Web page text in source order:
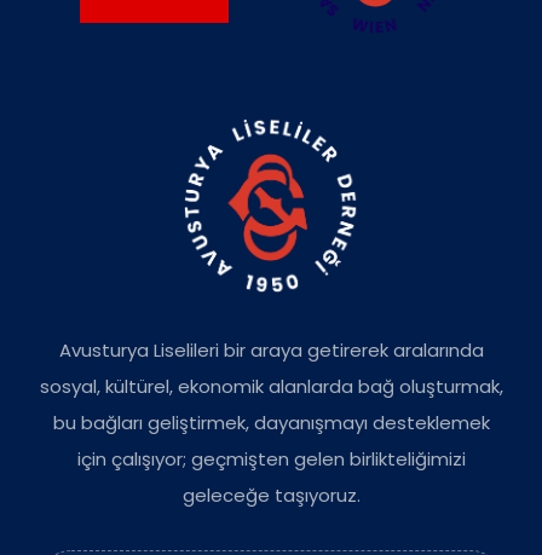
Avusturya Liselileri bir araya getirerek aralarında
sosyal, kültürel, ekonomik alanlarda bağ oluşturmak,
bu bağları geliştirmek, dayanışmayı desteklemek
için çalışıyor; geçmişten gelen birlikteliğimizi
geleceğe taşıyoruz.